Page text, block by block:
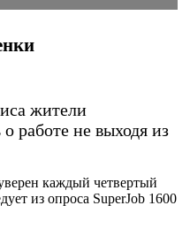
жители
работе не выходя из
каждый четвертый
из опроса SuperJob 1600